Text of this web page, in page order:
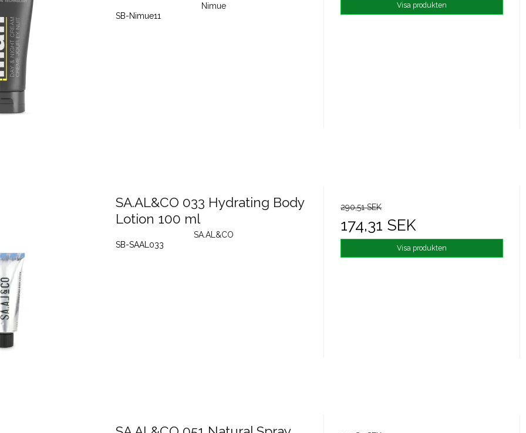
Nimue
SB-Nimue11
Visa produkten
SA.AL&CO 033 Hydrating Body
Lotion 100 ml
SA.AL&CO
SB-SAAL033
290,51 SEK
174,31 SEK
Visa produkten